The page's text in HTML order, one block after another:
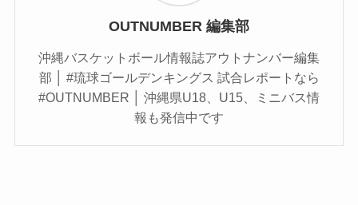
OUTNUMBER 編集部
沖縄バスケットボール情報誌アウトナンバー編集
部 │ #琉球ゴールデンキングス 試合レポートなら
#OUTNUMBER │ 沖縄県U18、U15、ミニバス情
報も発信中です